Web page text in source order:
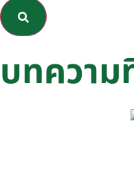
บทความ